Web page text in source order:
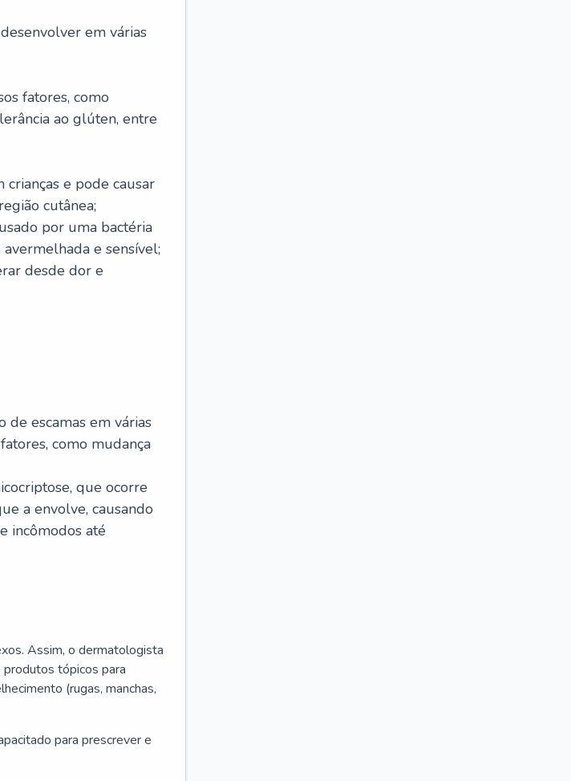
em várias
fatores, como
ao glúten, entre
e pode causar
cutânea;
por uma bactéria
e sensível;
desde dor e
de escamas em várias
como mudança
que ocorre
a envolve, causando
incômodos até
Assim, o dermatologista
tópicos para
(rugas, manchas,
para prescrever e